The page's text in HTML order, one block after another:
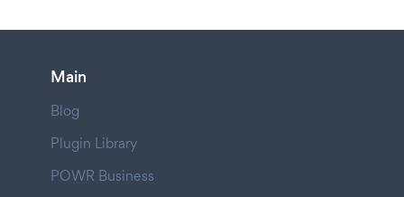
Main
Blog
Plugin Library
POWR Business